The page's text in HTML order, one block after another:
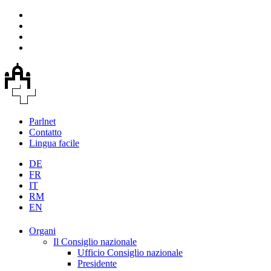
Parlnet
Contatto
Lingua facile
DE
FR
IT
RM
EN
Organi
Il Consiglio nazionale
Ufficio Consiglio nazionale
Presidente